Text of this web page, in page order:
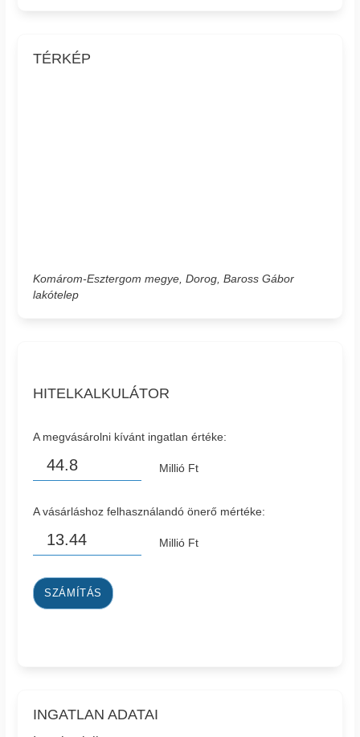
TÉRKÉP
Komárom-Esztergom megye, Dorog, Baross Gábor
lakótelep
HITELKALKULÁTOR
A megvásárolni kívánt ingatlan értéke:
Millió Ft
A vásárláshoz felhasználandó önerő mértéke:
Millió Ft
SZÁMÍTÁS
INGATLAN ADATAI